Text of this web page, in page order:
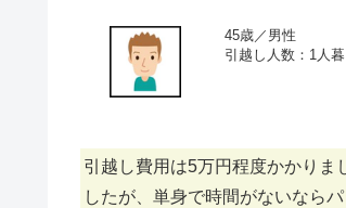
45歳／男性
引越し人数：1人
引越し費用は5万円程度かかりま
したが、単身で時間がないなら